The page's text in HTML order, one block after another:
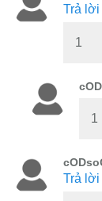
Trả lời
1
1
Trả lời